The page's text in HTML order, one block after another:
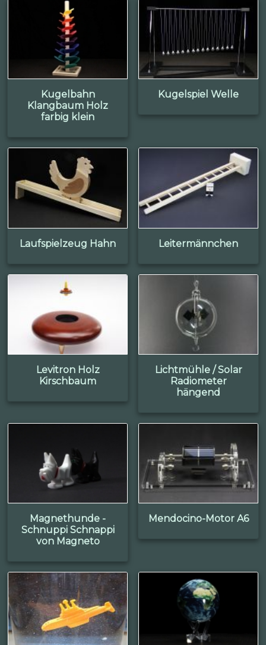
Kugelbahn
Klangbaum Holz
farbig klein
Kugelspiel Welle
Laufspielzeug Hahn Leitermännchen
Levitron Holz
Kirschbaum
Lichtmühle / Solar
Radiometer
hängend
Magnethunde -
Schnuppi Schnappi
von Magneto
Mendocino-Motor A6